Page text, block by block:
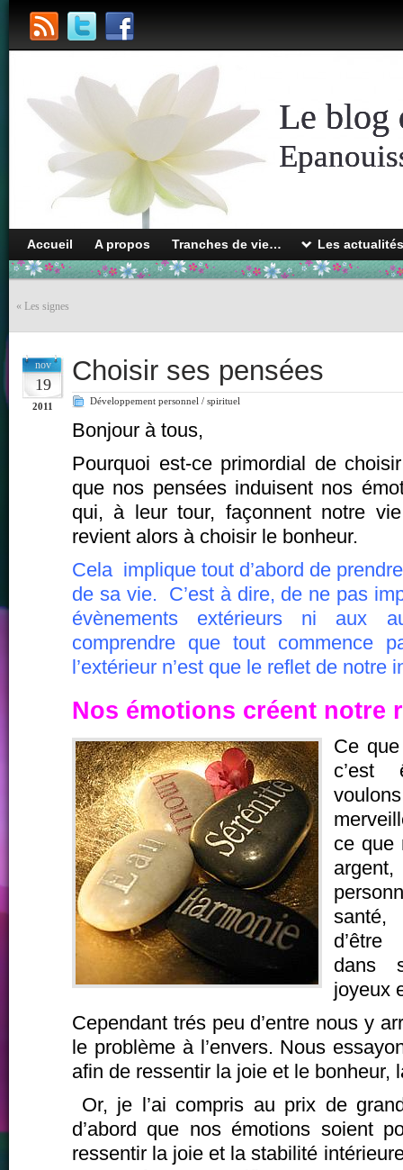
Le blog
Accueil A propos Tranches de vie… Les
« Les signes
nov
19
2011
Choisir ses pensées
Développement personnel / spirituel
Bonjour à tous,
Pourquoi est-ce primordial de
que nos pensées induisent nos
qui, à leur tour, façonnent notre
revient alors à choisir le bonheur.
Cela implique tout d’abord de
de sa vie. C’est à dire, de ne pas
évènements extérieurs ni aux
comprendre que tout commence
l’extérieur n’est que le reflet de notre
Nos émotions créent notre
Ce
c’est
ce que
dans
joyeux
Cependant trés peu d’entre nous y
le problème à l’envers. Nous
afin de ressentir la joie et le bonheur,
Or, je l’ai compris au prix de
d’abord que nos émotions soient
ressentir la joie et la stabilité